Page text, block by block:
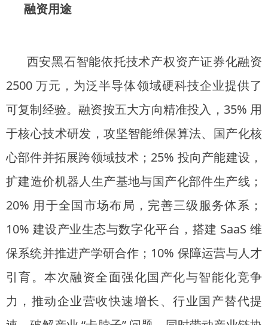
融资用途
西安黑石智能依托技术产权资产证券化融资
2500 万元，为泛半导体领域硬科技企业提供了
可复制经验。融资按五大方向精准投入，35% 用
于核心技术研发，攻坚智能维保算法、国产化核
心部件并拓展跨领域技术；25% 投向产能建设，
扩建造价机器人生产基地与国产化部件生产线；
20% 用于全国市场布局，完善三级服务体系；
10% 建设产业生态与数字化平台，搭建 SaaS 维
保系统并推进产学研合作；10% 保障运营与人才
引育。本次融资全面强化国产化与智能化竞争
力，推动企业营收快速增长、行业国产替代提